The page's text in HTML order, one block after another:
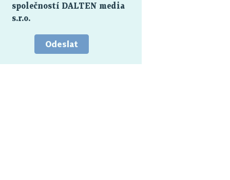
společností DALTEN media
s.r.o.
Odeslat